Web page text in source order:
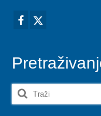
Search
for: